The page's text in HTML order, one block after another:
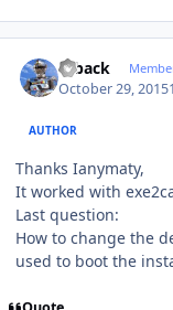
ryback
October 29, 2015
AUTHOR
Thanks Ianymaty,
It worked with
Last question:
How to change the
used to boot the